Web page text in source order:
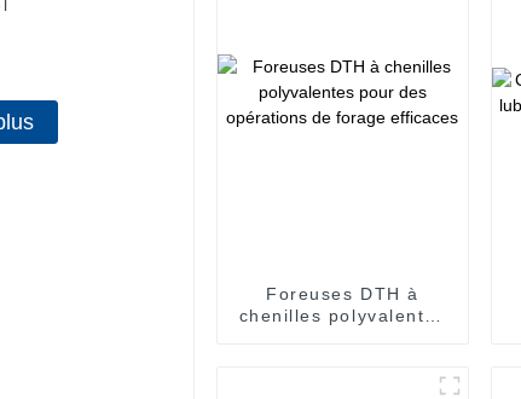
Foreuses DTH à
chenilles polyvalentes